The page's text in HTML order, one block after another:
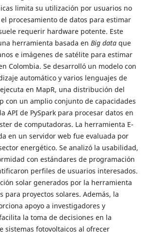
limita su utilización por usuarios no
procesamiento de datos para estimar
requerir hardware potente. Este
herramienta basada en Big dataque
e imágenes de satélite para estimar
Colombia. Se desarrolló un modelo con
automático y varios lenguajes de
en MapR, una distribución del
con un amplio conjunto de capacidades
API de PySpark para procesar datos en
de computadoras. La herramienta E-
en un servidor web fue evaluada por
energético. Se analizó la usabilidad,
con estándares de programación
perfiles de usuarios interesados.
solar generados por la herramienta
para proyectos solares. Además, la
apoyo a investigadores y
la toma de decisiones en la
sistemas fotovoltaicos al ofrecer